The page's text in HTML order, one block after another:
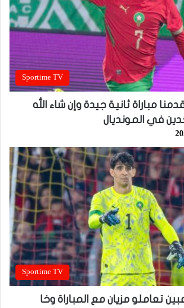
Sportime TV
مباراة ثانية جيدة وإن شاء الله
في المونديال
Sportime TV
تعاملو مزيان مع المباراة وخا